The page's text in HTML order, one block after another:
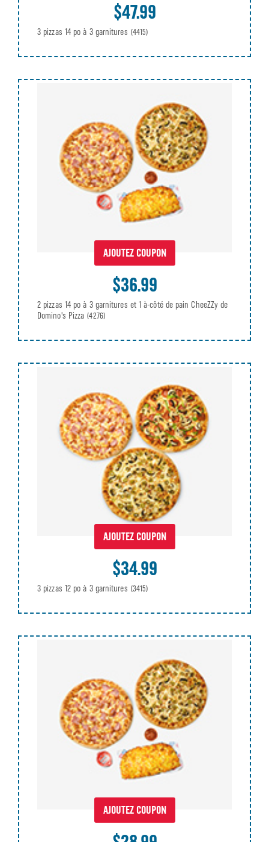
$47.99
3 pizzas 14 po à 3 garnitures (4415)
AJOUTEZ COUPON
$36.99
2 pizzas 14 po à 3 garnitures et 1 à-côté de pain CheeZZy de
Domino's Pizza (4276)
AJOUTEZ COUPON
$34.99
3 pizzas 12 po à 3 garnitures (3415)
AJOUTEZ COUPON